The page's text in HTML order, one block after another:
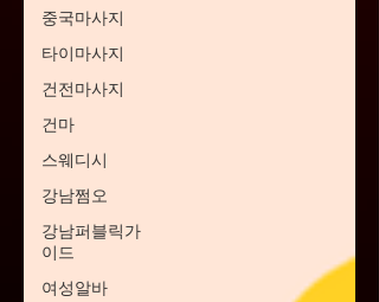
중국마사지
타이마사지
건전마사지
건마
스웨디시
강남쩜오
강남퍼블릭가
이드
여성알바